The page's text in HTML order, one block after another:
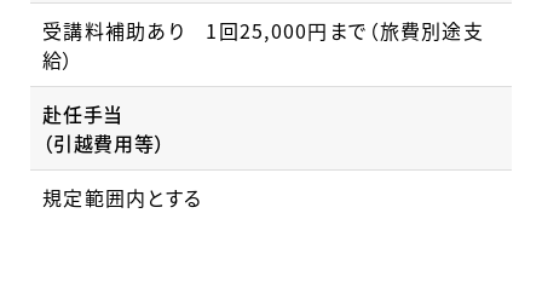
受講料補助あり 1回25,000円まで（旅費別途支
給）
赴任手当
（引越費用等）
規定範囲内とする